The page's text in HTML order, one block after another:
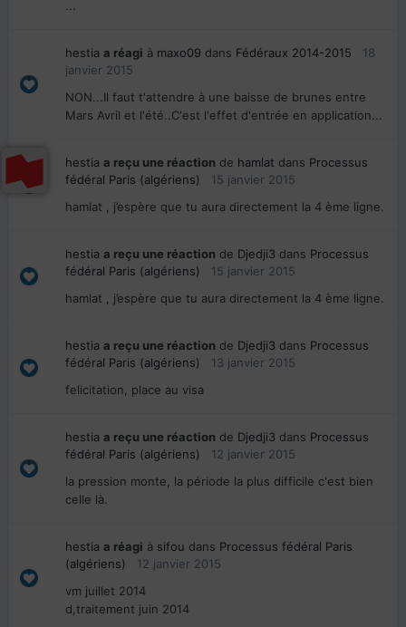
...
hestia a réagi à maxo09 dans Fédéraux 2014-2015
18
janvier 2015
NON...Il faut t'attendre à une baisse de brunes entre
Mars Avril et l'été..C'est l'effet d'entrée en application...
hestia a reçu une réaction de hamlat dans Processus
fédéral Paris (algériens)
15 janvier 2015
hamlat , j’espère que tu aura directement la 4 ème ligne.
hestia a reçu une réaction de Djedji3 dans Processus
fédéral Paris (algériens)
15 janvier 2015
hamlat , j’espère que tu aura directement la 4 ème ligne.
hestia a reçu une réaction de Djedji3 dans Processus
fédéral Paris (algériens)
13 janvier 2015
felicitation, place au visa
hestia a reçu une réaction de Djedji3 dans Processus
fédéral Paris (algériens)
12 janvier 2015
la pression monte, la période la plus difficile c'est bien
celle là.
hestia a réagi à sifou dans Processus fédéral Paris
(algériens)
12 janvier 2015
vm juillet 2014
d,traitement juin 2014